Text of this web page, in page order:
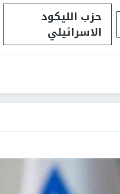
حزب الليكود
الاسرائيلي